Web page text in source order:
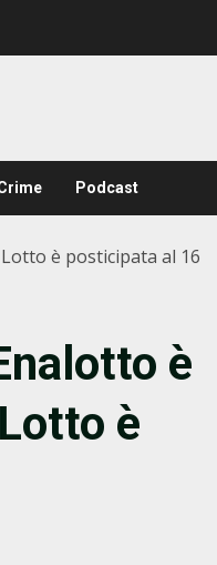
Podcast
è posticipata al 16
è
è